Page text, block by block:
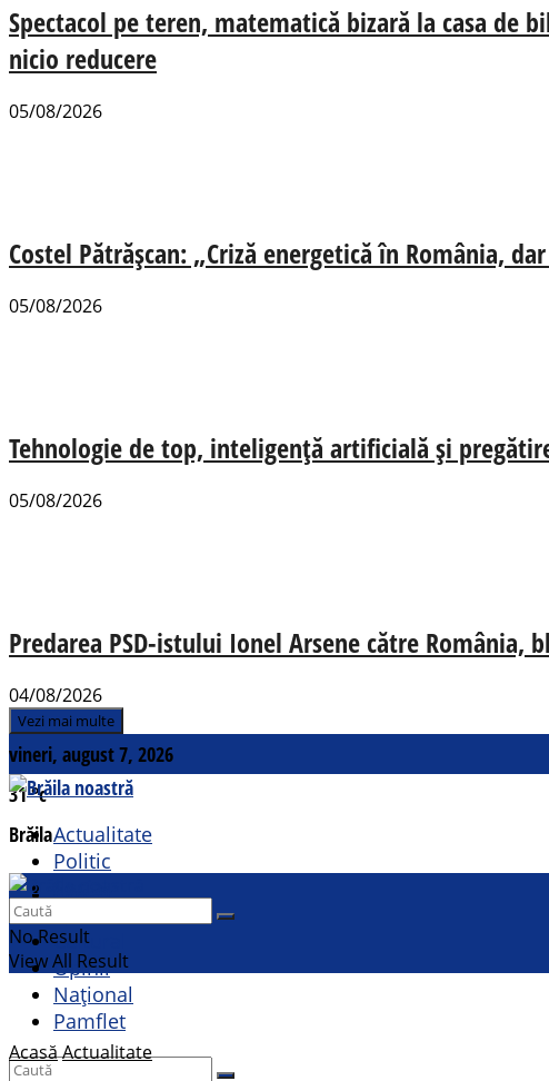
Spectacol pe teren, matematică bizară la casa de
nicio reducere
05/08/2026
Costel Pătrășcan: „Criză energetică în România,
05/08/2026
Tehnologie de top, inteligență artificială și
05/08/2026
Predarea PSD-istului Ionel Arsene către
04/08/2026
Vezi mai multe
vineri, august 7, 2026
31°c
Brăila
Contact
Actualitate
Politic
Cultural
Opinii
Național
Pamflet
No Result
View All Result
AcasăActualitate